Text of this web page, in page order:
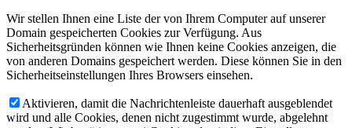
Wir stellen Ihnen eine Liste der von Ihrem Computer auf unserer
Domain gespeicherten Cookies zur Verfügung. Aus
Sicherheitsgründen können wie Ihnen keine Cookies anzeigen, die
von anderen Domains gespeichert werden. Diese können Sie in den
Sicherheitseinstellungen Ihres Browsers einsehen.
Aktivieren, damit die Nachrichtenleiste dauerhaft ausgeblendet
wird und alle Cookies, denen nicht zugestimmt wurde, abgelehnt